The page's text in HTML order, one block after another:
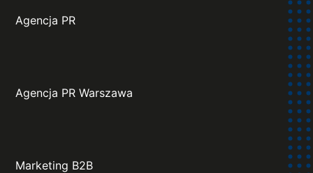
Agencja PR
Agencja PR Warszawa
Marketing B2B